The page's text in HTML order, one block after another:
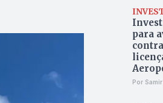
para
Por